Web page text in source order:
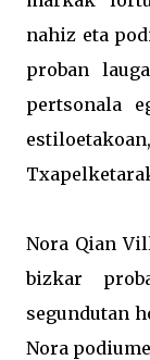
nahiz eta
proban
pertsonala
Nora Qian
bizkar
segundutan
Nora